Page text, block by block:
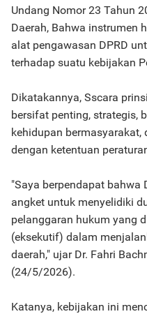
Undang Nomor 23 Tahun
Daerah, Bahwa instrumen
alat pengawasan DPRD
terhadap suatu kebijakan
Dikatakannya, Sscara
bersifat penting, strategis,
kehidupan
dengan ketentuan
"Saya berpendapat bahwa
angket untuk menyelidiki
pelanggaran hukum yang
(eksekutif) dalam
daerah," ujar Dr. Fahri
(24/5/2026).
Katanya, kebijakan ini